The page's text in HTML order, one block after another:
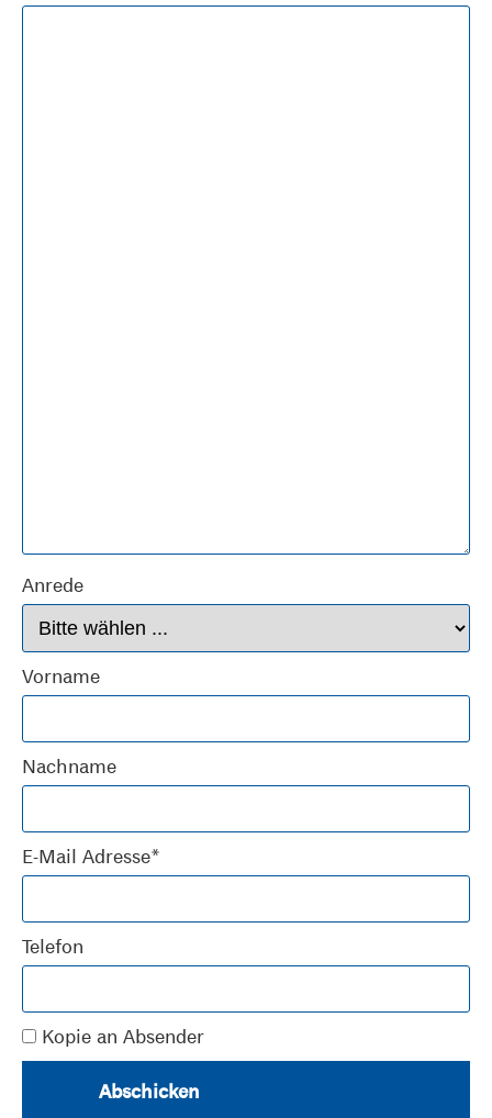
Anrede
Vorname
Nachname
E-Mail Adresse*
Telefon
Kopie an Absender
Abschicken